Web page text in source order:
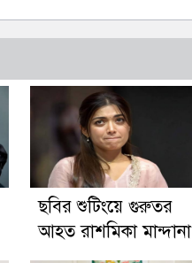
ছবির শুটিংয়ে গুরুতর
আহত রাশমিকা মান্দানা